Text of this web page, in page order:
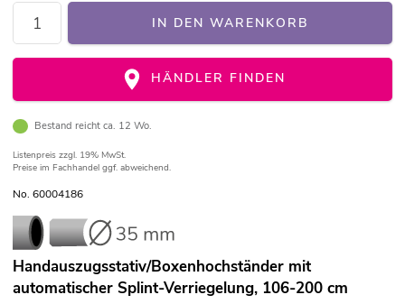
IN DEN WARENKORB
HÄNDLER FINDEN
Bestand reicht ca. 12 Wo.
Listenpreis zzgl. 19% MwSt.
Preise im Fachhandel ggf. abweichend.
No. 60004186
Handauszugsstativ/Boxenhochständer mit
automatischer Splint-Verriegelung, 106-200 cm